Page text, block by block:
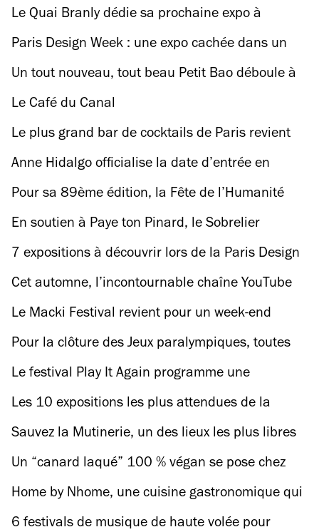
14e arrondissement
Le Quai Branly dédie sa prochaine expo à
l’imaginaire zombie avec un cycle de films du
genre
Paris Design Week : une expo cachée dans un
salon privé des Galeries Lafayette Champs-
Elysées
Un tout nouveau, tout beau Petit Bao déboule à
SSD
Le Café du Canal
Le plus grand bar de cocktails de Paris revient
s'installer à la Villette
Anne Hidalgo officialise la date d’entrée en
vigueur des 50 km/h sur le périphérique
(jusqu’à nouvel ordre)
Pour sa 89ème édition, la Fête de l’Humanité
fait rougir de plaisir la rentrée
En soutien à Paye ton Pinard, le Sobrelier
organise une journée de petites assiettes et de
grands verres
7 expositions à découvrir lors de la Paris Design
Week 2024
Cet automne, l’incontournable chaîne YouTube
Colors lance son premier festival à Paris – et
invite plein de gros noms
Le Macki Festival revient pour un week-end
gratuit dans un parc de 15 hectares
Pour la clôture des Jeux paralympiques, toutes
les piscines parisiennes seront accessibles
gratuitement ce dimanche !
Le festival Play It Again programme une
avalanche de films cultes autour de la fête
Les 10 expositions les plus attendues de la
rentrée 2024
Sauvez la Mutinerie, un des lieux les plus libres
et inclusifs de Paris !
Un “canard laqué” 100 % végan se pose chez
Faubourg Daimant !
Home by Nhome, une cuisine gastronomique qui
déménage
6 festivals de musique de haute volée pour